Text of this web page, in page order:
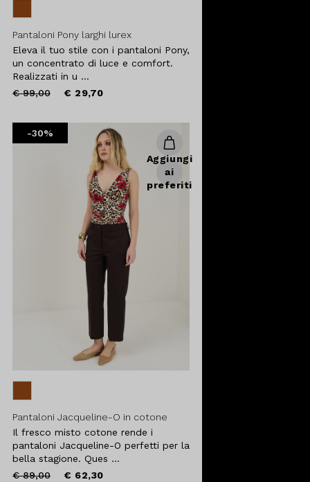
Pantaloni Pony larghi lurex
Eleva il tuo stile con i pantaloni Pony,
un concentrato di luce e comfort.
Realizzati in u ...
Price
€ 99,00to € 29,70
-30%
Aggiungi
ai
preferiti
Pantaloni Jacqueline-O in cotone
Il fresco misto cotone rende i
pantaloni Jacqueline-O perfetti per la
bella stagione. Ques ...
Price
€ 89,00to € 62,30